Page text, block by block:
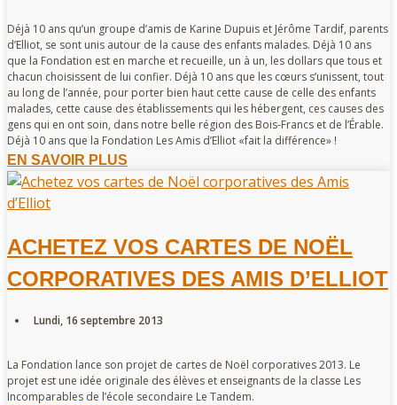
Déjà 10 ans qu’un groupe d’amis de Karine Dupuis et Jérôme Tardif, parents
d’Elliot, se sont unis autour de la cause des enfants malades. Déjà 10 ans
que la Fondation est en marche et recueille, un à un, les dollars que tous et
chacun choisissent de lui confier. Déjà 10 ans que les cœurs s’unissent, tout
au long de l’année, pour porter bien haut cette cause de celle des enfants
malades, cette cause des établissements qui les hébergent, ces causes des
gens qui en ont soin, dans notre belle région des Bois-Francs et de l’Érable.
Déjà 10 ans que la Fondation Les Amis d’Elliot «fait la différence» !
EN SAVOIR PLUS
ACHETEZ VOS CARTES DE NOËL
CORPORATIVES DES AMIS D’ELLIOT
Lundi, 16 septembre 2013
La Fondation lance son projet de cartes de Noël corporatives 2013. Le
projet est une idée originale des élèves et enseignants de la classe Les
Incomparables de l’école secondaire Le Tandem.